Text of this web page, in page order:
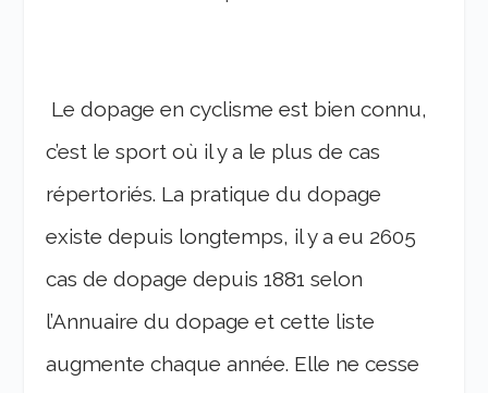
Le dopage en cyclisme est bien connu,
c’est le sport où il y a le plus de cas
répertoriés. La pratique du dopage
existe depuis longtemps, il y a eu 2605
cas de dopage depuis 1881 selon
l’Annuaire du dopage et cette liste
augmente chaque année. Elle ne cesse